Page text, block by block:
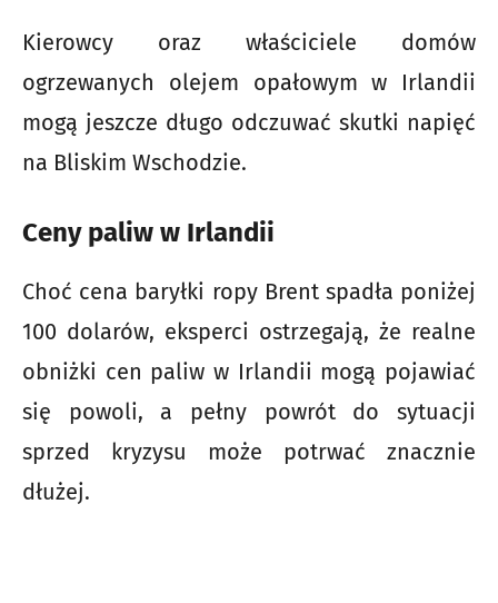
Kierowcy oraz właściciele domów
ogrzewanych olejem opałowym w Irlandii
mogą jeszcze długo odczuwać skutki napięć
na Bliskim Wschodzie.
Ceny paliw w Irlandii
Choć cena baryłki ropy Brent spadła poniżej
100 dolarów, eksperci ostrzegają, że realne
obniżki cen paliw w Irlandii mogą pojawiać
się powoli, a pełny powrót do sytuacji
sprzed kryzysu może potrwać znacznie
dłużej.